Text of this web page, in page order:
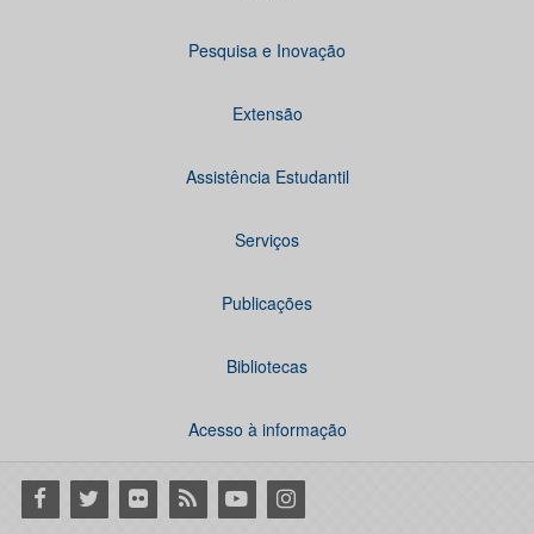
Pesquisa e Inovação
Extensão
Assistência Estudantil
Serviços
Publicações
Bibliotecas
Acesso à informação
Facebook
Twitter Flickr RSS YoutubeInstagram